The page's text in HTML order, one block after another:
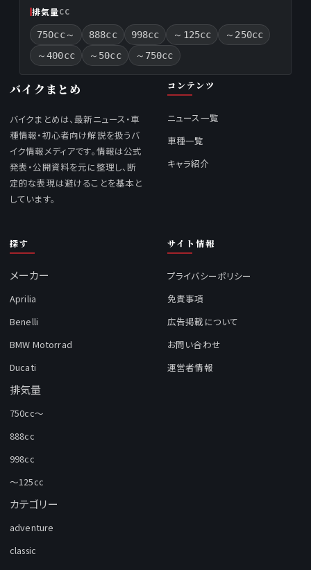
排気量CC
750cc～ 888cc 998cc ～125cc
～250cc
～400cc
～50cc ～750cc
バイクまとめ
バイクまとめは、最新ニュース・車
種情報・初心者向け解説を扱うバ
イク情報メディアです。情報は公式
発表・公開資料を元に整理し、断
定的な表現は避けることを基本と
しています。
コンテンツ
ニュース一覧
車種一覧
キャラ紹介
探す
メーカー
Aprilia
Benelli
BMW Motorrad
Ducati
排気量
750cc～
888cc
998cc
～125cc
カテゴリー
adventure
classic
サイト情報
プライバシーポリシー
免責事項
広告掲載について
お問い合わせ
運営者情報